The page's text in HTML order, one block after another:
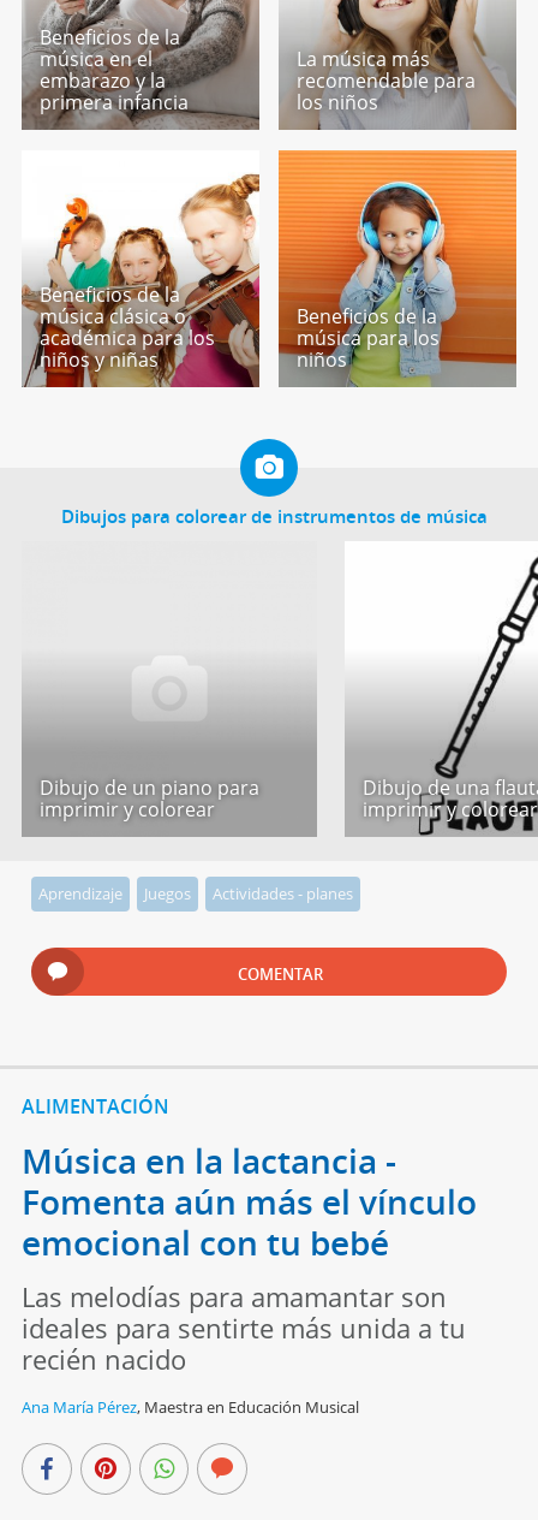
Beneficios de la
música en el
embarazo y la
primera infancia
La música más
recomendable para
los niños
Beneficios de la
música clásica o
académica para los
niños y niñas
Beneficios de la
música para los
niños
Dibujos para colorear de instrumentos de música
Dibujo de un piano para
imprimir y colorear
Dibujo de una
imprimir y colorear
Aprendizaje Juegos Actividades - planes
COMENTAR
ALIMENTACIÓN
Música en la lactancia -
Fomenta aún más el vínculo
emocional con tu bebé
Las melodías para amamantar son
ideales para sentirte más unida a tu
recién nacido
Ana María Pérez, Maestra en Educación Musical